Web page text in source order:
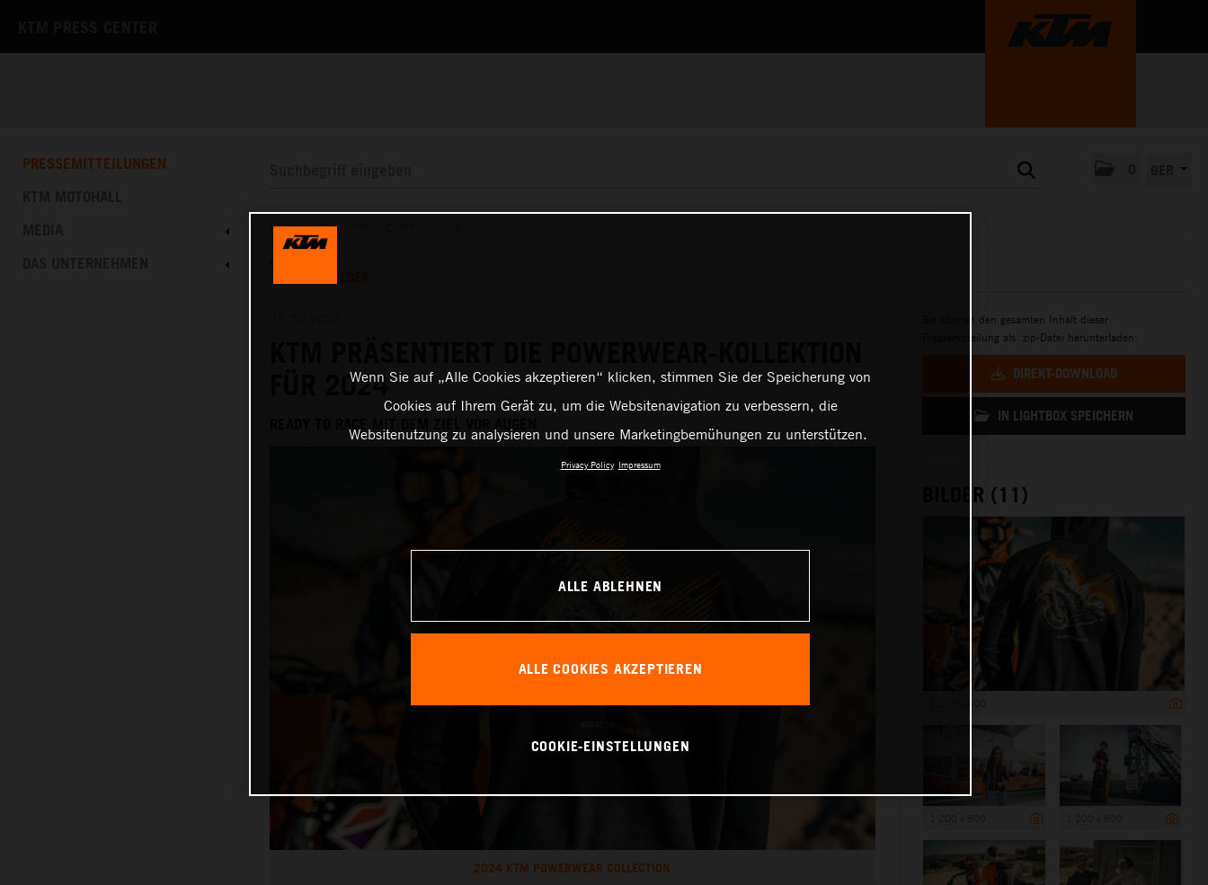
PRESSEMITTEILUNGEN
MELDUNGEN
FÜR 2024
2024 KTM POWERWEAR COLLECTION
Sie können den gesamten Inhalt dieser
Pressemitteilung als .zip-Datei herunterladen:
DIREKT-DOWNLOAD
IN LIGHTBOX SPEICHERN
BILDER (11)
Wenn Sie auf „Alle Cookies akzeptieren“ klicken, stimmen Sie der Speicherung von
Cookies auf Ihrem Gerät zu, um die Websitenavigation zu verbessern, die
Websitenutzung zu analysieren und unsere Marketingbemühungen zu unterstützen.
Privacy Policy Impressum
ALLE ABLEHNEN
ALLE COOKIES AKZEPTIEREN
COOKIE-EINSTELLUNGEN